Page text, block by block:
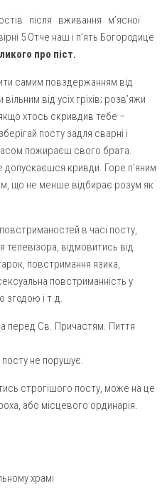
після вживання м’ясної
5 Отче наш і п’ять Богородице
про піст.
самим повздержанням від
від усіх гріхів; розв’яжи
хтось скривдив тебе –
посту задля сварні і
пожираєш свого брата.
кривди. Горе п’яним
що не менше відбирає розум як
в часі посту,
відмовитись від
повстримання язика,
повстриманність у
згодою і т.д.
перед Св. Причастям. Пиття
посту не порушує.
строгішого посту, може на це
або місцевого ординарія.
храмі